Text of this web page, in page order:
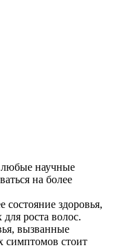
любые научные
на более
здоровья,
роста волос.
вызванные
симптомов стоит